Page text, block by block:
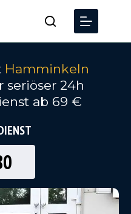
Hamminkeln
seriöser 24h
ab 69 €